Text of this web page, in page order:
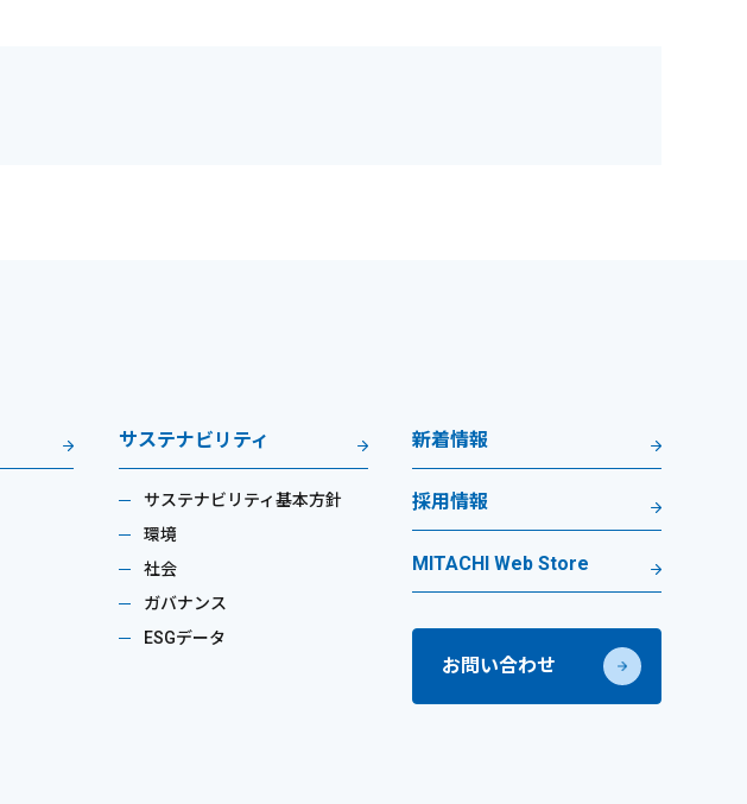
サステナビリティ
サステナビリティ基本方針
環境
社会
ガバナンス
ESGデータ
新着情報
採用情報
MITACHI Web Store
お問い合わせ